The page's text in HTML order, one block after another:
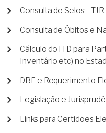
Consulta de Selos - TJRJ
Consulta de Óbitos e
Cálculo do ITD para
Inventário etc) no
DBE e Requerimento
Legislação e
Links para Certidões